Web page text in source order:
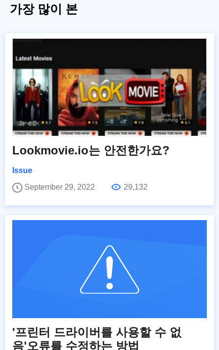
가장 많이 본
Lookmovie.io는 안전한가요?
Issue
September 29, 2022
29,132
'프린터 드라이버를 사용할 수 없
음'오류를 수정하는 방법